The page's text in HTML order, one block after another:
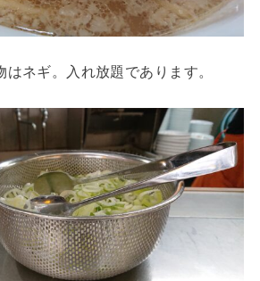
ネギ。入れ放題であります。